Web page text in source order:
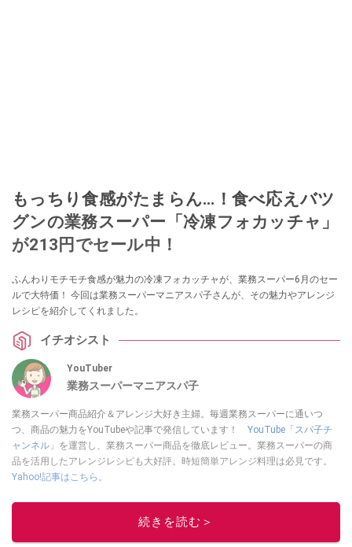
もっちり食感がたまらん…！食べ応えバツ
グンの業務スーパー「冷凍フォカッチャ」
が213円でセール中！
ふんわりモチモチ食感が魅力の冷凍フォカッチャが、業務スーパー6月のセー
ルで大特価！ 今回は業務スーパーマニアスパ子さんが、その魅力やアレンジ
レシピを紹介してくれました。
イチオシスト
YouTuber
業務スーパーマニアスパ子
業務スーパー商品紹介＆アレンジ大好き主婦。毎週業務スーパーに通いつ
つ、商品の魅力をYouTubeや記事で発信しています！ YouTube「スパ子チ
ャンネル」 を運営し、業務スーパー商品を徹底レビュー。業務スーパーの商
品を活用したアレンジレシピも大好評。時短簡単アレンジ料理は必見です。
Yahoo!記事はこちら。
このイチオシストの他の記事を読む
続きを読む＞